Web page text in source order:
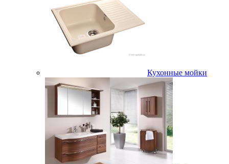
Кухонные мойки